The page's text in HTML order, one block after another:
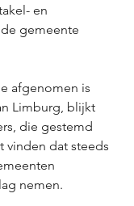
en
gemeente
afgenomen is
Limburg, blijkt
die gestemd
vinden dat steeds
nemen.